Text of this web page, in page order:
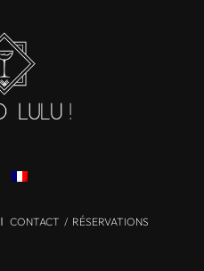
CONTACT / RÉSERVATIONS